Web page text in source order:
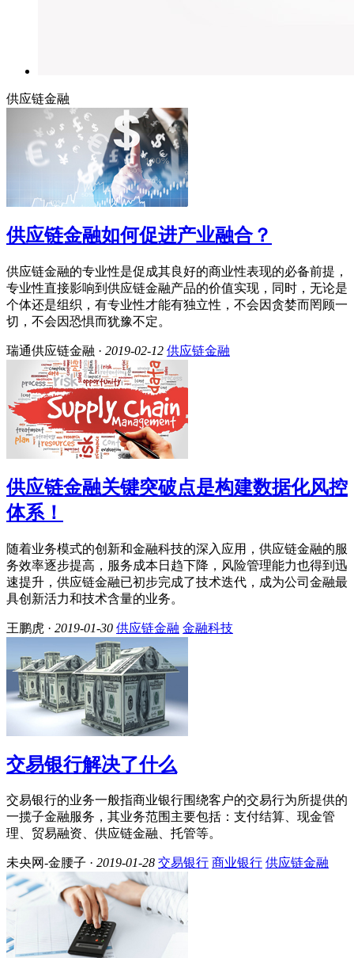
供应链金融
供应链金融如何促进产业融合？
供应链金融的专业性是促成其良好的商业性表现的必备前提，
专业性直接影响到供应链金融产品的价值实现，同时，无论是
个体还是组织，有专业性才能有独立性，不会因贪婪而罔顾一
切，不会因恐惧而犹豫不定。
瑞通供应链金融 · 2019-02-12 供应链金融
供应链金融关键突破点是构建数据化风控
体系！
随着业务模式的创新和金融科技的深入应用，供应链金融的服
务效率逐步提高，服务成本日趋下降，风险管理能力也得到迅
速提升，供应链金融已初步完成了技术迭代，成为公司金融最
具创新活力和技术含量的业务。
王鹏虎 · 2019-01-30 供应链金融 金融科技
交易银行解决了什么
交易银行的业务一般指商业银行围绕客户的交易行为所提供的
一揽子金融服务，其业务范围主要包括：支付结算、现金管
理、贸易融资、供应链金融、托管等。
未央网-金腰子 · 2019-01-28 交易银行 商业银行 供应链金融